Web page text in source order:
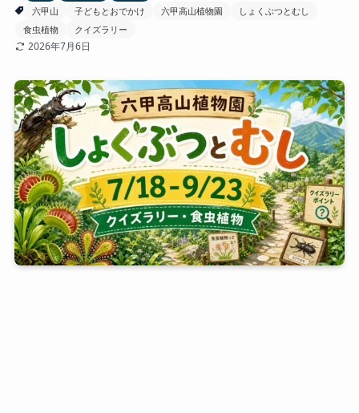
六甲山
子どもとおでかけ 六甲高山植物園
しょくぶつとむし
食虫植物
クイズラリー
2026年7月6日